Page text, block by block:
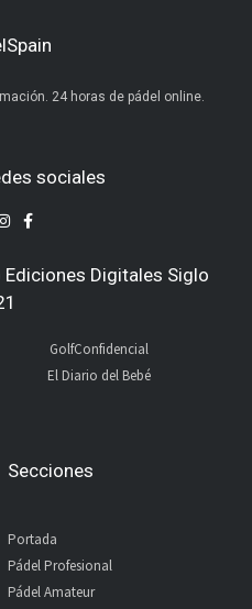
24 horas de pádel online.
sociales
Digitales Siglo
GolfConfidencial
El Diario del Bebé
Secciones
Portada
Pádel Profesional
Pádel Amateur